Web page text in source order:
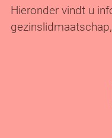
Hieronder vindt u inf
gezinslidmaatschap,